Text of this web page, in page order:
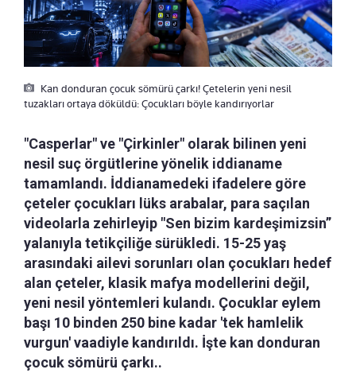
Kan donduran çocuk sömürü çarkı! Çetelerin yeni nesil
tuzakları ortaya döküldü: Çocukları böyle kandırıyorlar
"Casperlar" ve "Çirkinler" olarak bilinen yeni
nesil suç örgütlerine yönelik iddianame
tamamlandı. İddianamedeki ifadelere göre
çeteler çocukları lüks arabalar, para saçılan
videolarla zehirleyip "Sen bizim kardeşimizsin”
yalanıyla tetikçiliğe sürükledi. 15-25 yaş
arasındaki ailevi sorunları olan çocukları hedef
alan çeteler, klasik mafya modellerini değil,
yeni nesil yöntemleri kulandı. Çocuklar eylem
başı 10 binden 250 bine kadar 'tek hamlelik
vurgun' vaadiyle kandırıldı. İşte kan donduran
çocuk sömürü çarkı..